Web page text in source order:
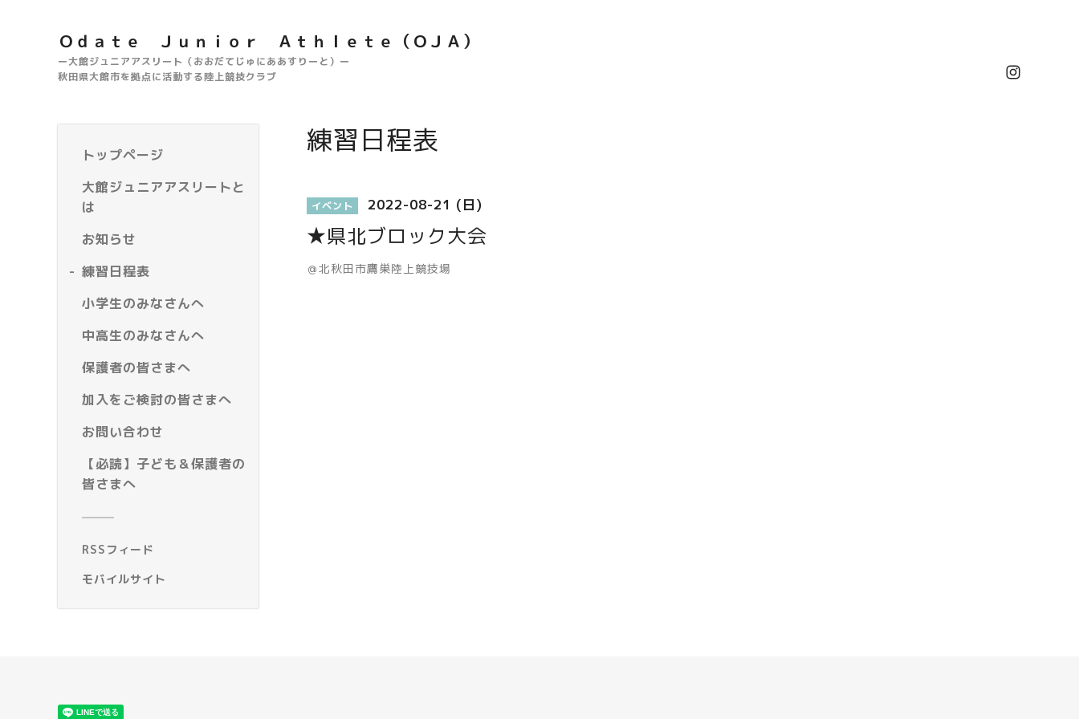
Ｏｄａｔｅ Ｊｕｎｉｏｒ Ａｔｈｌｅｔｅ（ＯＪＡ）
ー大館ジュニアアスリート（おおだてじゅにああすりーと）ー
秋田県大館市を拠点に活動する陸上競技クラブ
トップページ
大館ジュニアアスリートと
は
お知らせ
練習日程表
小学生のみなさんへ
中高生のみなさんへ
保護者の皆さまへ
加入をご検討の皆さまへ
お問い合わせ
【必読】子ども＆保護者の
皆さまへ
RSSフィード
モバイルサイト
練習日程表
イベント 2022-08-21 (日)
★県北ブロック大会
＠北秋田市鷹巣陸上競技場